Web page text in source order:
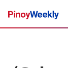
Pinoy
Weekly